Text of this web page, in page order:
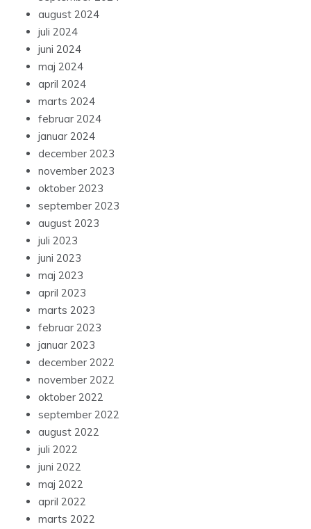
august 2024
juli 2024
juni 2024
maj 2024
april 2024
marts 2024
februar 2024
januar 2024
december 2023
november 2023
oktober 2023
september 2023
august 2023
juli 2023
juni 2023
maj 2023
april 2023
marts 2023
februar 2023
januar 2023
december 2022
november 2022
oktober 2022
september 2022
august 2022
juli 2022
juni 2022
maj 2022
april 2022
marts 2022